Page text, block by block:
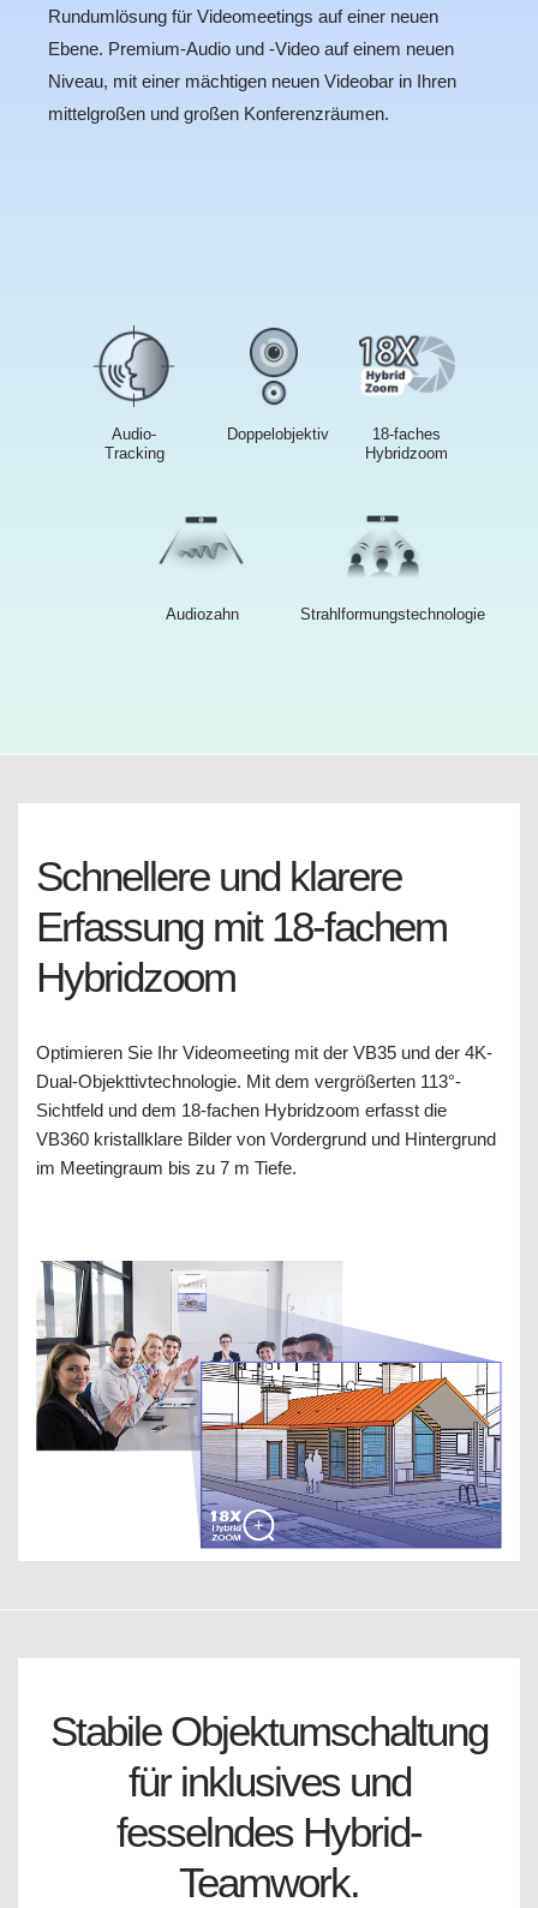
Rundumlösung für Videomeetings auf einer neuen
Ebene. Premium-Audio und -Video auf einem neuen
Niveau, mit einer mächtigen neuen Videobar in Ihren
mittelgroßen und großen Konferenzräumen.
Audio-
Tracking
Doppelobjektiv
18-faches
Hybridzoom
Audiozahn Strahlformungstechnologie
Schnellere und klarere
Erfassung mit 18-fachem
Hybridzoom
Optimieren Sie Ihr Videomeeting mit der VB35 und der 4K-
Dual-Objekttivtechnologie. Mit dem vergrößerten 113°-
Sichtfeld und dem 18-fachen Hybridzoom erfasst die
VB360 kristallklare Bilder von Vordergrund und Hintergrund
im Meetingraum bis zu 7 m Tiefe.
Stabile Objektumschaltung
für inklusives und
fesselndes Hybrid-
Teamwork.